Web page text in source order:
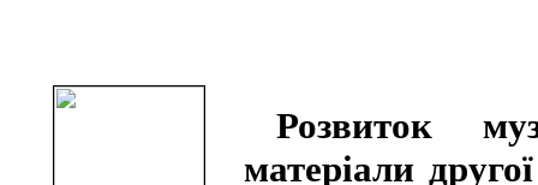
Розвиток
матеріали